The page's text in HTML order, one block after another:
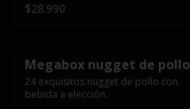
$28.990
Megabox nugget de pollo
24 exquisitos nugget de pollo con
bebida a elección.